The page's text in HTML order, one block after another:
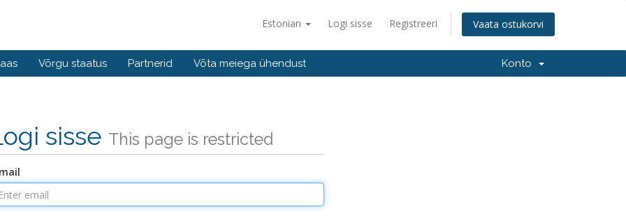
Estonian Logi sisse Registreeri Vaata ostukorvi
Võrgu staatus Partnerid Võta meiega ühendust Konto
sisse This page is restricted